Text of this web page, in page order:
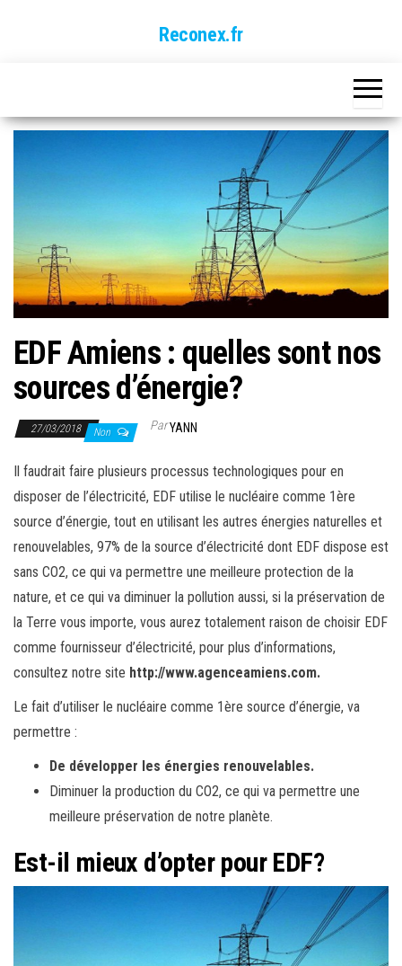
Reconex.fr
EDF Amiens : quelles sont nos
sources d’énergie?
27/03/2018 Non ParYANN
Il faudrait faire plusieurs processus technologiques pour en
disposer de l’électricité, EDF utilise le nucléaire comme 1ère
source d’énergie, tout en utilisant les autres énergies naturelles et
renouvelables, 97% de la source d’électricité dont EDF dispose est
sans CO2, ce qui va permettre une meilleure protection de la
nature, et ce qui va diminuer la pollution aussi, si la préservation de
la Terre vous importe, vous aurez totalement raison de choisir EDF
comme fournisseur d’électricité, pour plus d’informations,
consultez notre site http://www.agenceamiens.com.
Le fait d’utiliser le nucléaire comme 1ère source d’énergie, va
permettre :
De développer les énergies renouvelables.
Diminuer la production du CO2, ce qui va permettre une
meilleure préservation de notre planète.
Est-il mieux d’opter pour EDF?